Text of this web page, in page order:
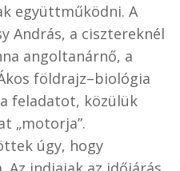
együttműködni. A
András, a cisztereknél
angoltanárnő, a
földrajz–biológia
feladatot, közülük
„motorja”.
úgy, hogy